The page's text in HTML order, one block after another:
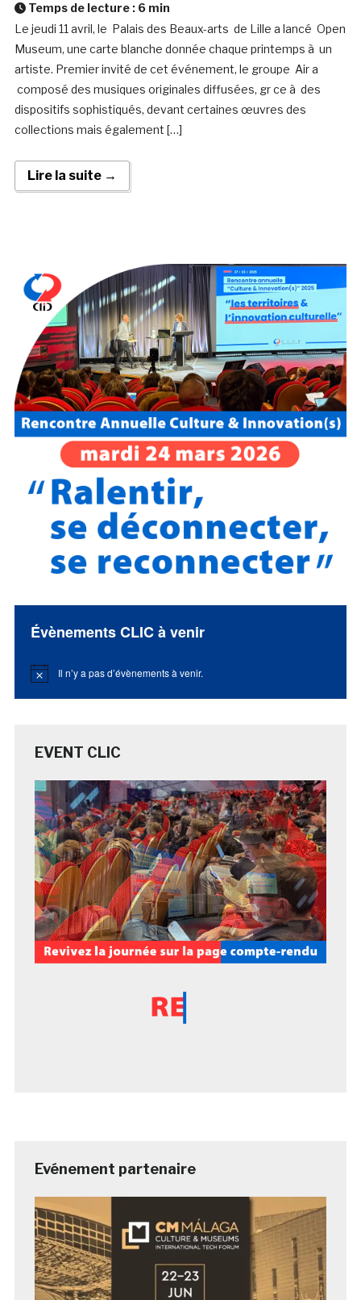
Temps de lecture : 6 min
Le jeudi 11 avril, le Palais des Beaux-arts de Lille a lancé Open
Museum, une carte blanche donnée chaque printemps à un
artiste. Premier invité de cet événement, le groupe Air a
composé des musiques originales diffusées, gr ce à des
dispositifs sophistiqués, devant certaines œuvres des
collections mais également […]
Lire la suite →
Évènements CLIC à venir
Notice Il n’y a pas d’évènements à venir.
EVENT CLIC
Evénement partenaire